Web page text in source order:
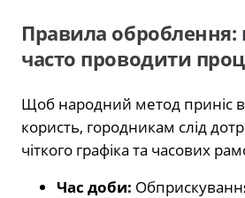
Правила оброблення:
часто проводити
Щоб народний метод приніс
користь, городникам слід
чіткого графіка та часових
Час доби: